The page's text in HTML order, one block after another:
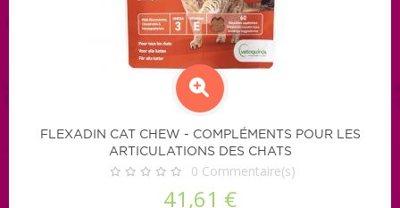
FLEXADIN CAT CHEW - COMPLÉMENTS POUR LES
ARTICULATIONS DES CHATS
0 Commentaire(s)
41,61 €